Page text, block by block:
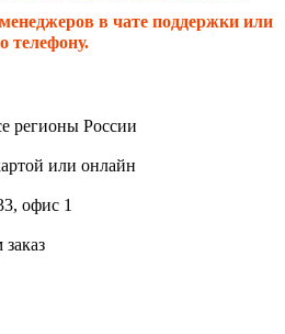
в чате поддержки или
телефону.
регионы России
или онлайн
офис 1